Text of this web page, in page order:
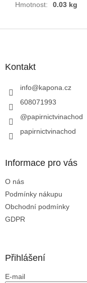
Hmotnost: 0.03 kg
Kontakt
info@kapona.cz
608071993
@papirnictvinachod
papirnictvinachod
Informace pro vás
O nás
Podmínky nákupu
Obchodní podmínky
GDPR
Přihlášení
E-mail